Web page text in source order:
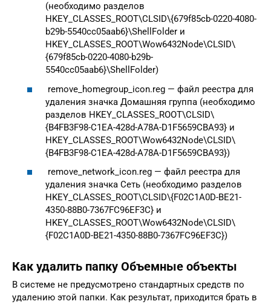
(необходимо разделов
HKEY_CLASSES_ROOT\CLSID\{679f85cb-0220-4080-
b29b-5540cc05aab6}\ShellFolder и
HKEY_CLASSES_ROOT\Wow6432Node\CLSID\
{679f85cb-0220-4080-b29b-
5540cc05aab6}\ShellFolder)
remove_homegroup_icon.reg — файл реестра для
удаления значка Домашняя группа (необходимо
разделов HKEY_CLASSES_ROOT\CLSID\
{B4FB3F98-C1EA-428d-A78A-D1F5659CBA93} и
HKEY_CLASSES_ROOT\Wow6432Node\CLSID\
{B4FB3F98-C1EA-428d-A78A-D1F5659CBA93})
remove_network_icon.reg — файл реестра для
удаления значка Сеть (необходимо разделов
HKEY_CLASSES_ROOT\CLSID\{F02C1A0D-BE21-
4350-88B0-7367FC96EF3C} и
HKEY_CLASSES_ROOT\Wow6432Node\CLSID\
{F02C1A0D-BE21-4350-88B0-7367FC96EF3C})
Как удалить папку Объемные объекты
В системе не предусмотрено стандартных средств по
удалению этой папки. Как результат, приходится брать в